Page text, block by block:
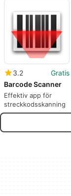
för Android
3.2
Gratis
Barcode Scanner
Effektiv app för
streckkodsskanning